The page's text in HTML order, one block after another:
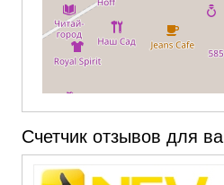
Счетчик отзывов для